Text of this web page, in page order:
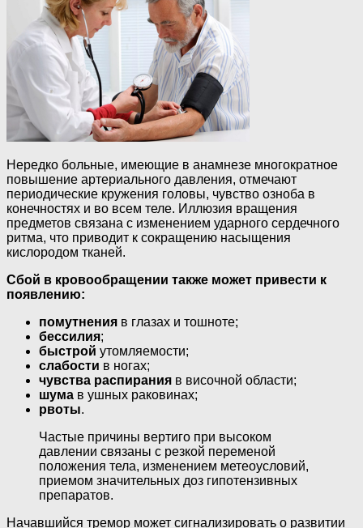
Нередко больные, имеющие в анамнезе многократное
повышение артериального давления, отмечают
периодические кружения головы, чувство озноба в
конечностях и во всем теле. Иллюзия вращения
предметов связана с изменением ударного сердечного
ритма, что приводит к сокращению насыщения
кислородом тканей.
Сбой в кровообращении также может привести к
появлению:
помутнения в глазах и тошноте;
бессилия;
быстрой утомляемости;
слабости в ногах;
чувства распирания в височной области;
шума в ушных раковинах;
рвоты.
Частые причины вертиго при высоком
давлении связаны с резкой переменой
положения тела, изменением метеоусловий,
приемом значительных доз гипотензивных
препаратов.
Начавшийся тремор может сигнализировать о развитии